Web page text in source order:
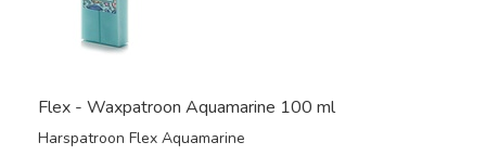
Flex - Waxpatroon Aquamarine 100 ml
Harspatroon Flex Aquamarine